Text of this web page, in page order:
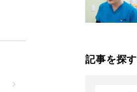
記事を探す